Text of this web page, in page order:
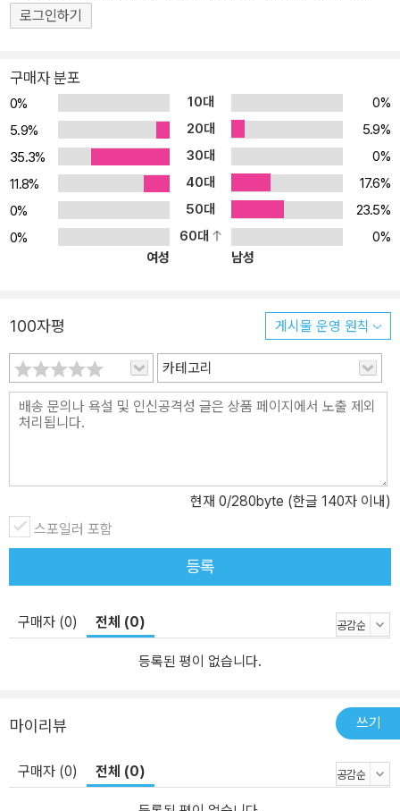
이다. 성의 모든 것을 해석할 수 있고, 인간의 심리문제를 모두 해결할
리장애를 치료하는 심리치료기법을 개발하였고, 상처치료와 심리치
료가 다르기 때문에 치료기법도 분리하여 개발할 수 있었다. 또한, 마
음이론의 교육으로 스트레스와 상처를 치료하는 능력을 갖도록 하여
심리장애를 예방할 수 있었고, 성마음이론에 근거하여 상처치료와 심
리치료의 기법을 완성할 수 있었다.
로그인하기
구매자 분포
0% 10대
0%
5.9%
20대
5.9%
35.3%
30대
0%
11.8%
40대
17.6%
0%
50대
23.5%
0%
60대
0%
여성
남성
100자평 게시물 운영 원칙
카테고리
현재 0/280byte (한글 140자 이내)
스포일러 포함
등록
구매자 (0) 전체 (0)
등록된 평이 없습니다.
마이리뷰 쓰기
구매자 (0) 전체 (0)